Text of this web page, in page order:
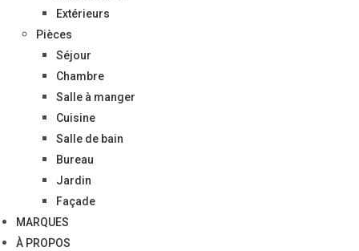
Extérieurs
Pièces
Séjour
Chambre
Salle à manger
Cuisine
Salle de bain
Bureau
Jardin
Façade
MARQUES
À PROPOS